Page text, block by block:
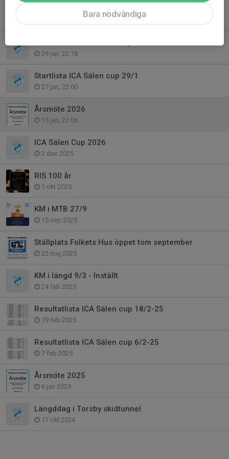
Årsmöteshandlingar 15/2
29 jan, 22:18
Startlista ICA Sälen cup 29/1
27 jan, 22:00
Årsmöte 2026
15 jan, 22:06
ICA Sälen Cup 2026
2 dec 2025
RIS 100 år
1 okt 2025
KM i MTB 27/9
15 sep 2025
Ställplats Folkets Hus öppet tom september
22 maj 2025
KM i längd 9/3 - Inställt
24 feb 2025
Resultatlista ICA Sälen cup 18/2-25
19 feb 2025
Resultatlista ICA Sälen cup 6/2-25
7 feb 2025
Årsmöte 2025
6 jan 2025
Längddag i Torsby skidtunnel
17 okt 2024
Bara nödvändiga